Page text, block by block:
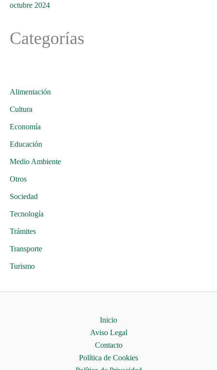
octubre 2024
Categorías
Alimentación
Cultura
Economía
Educación
Medio Ambiente
Otros
Sociedad
Tecnología
Trámites
Transporte
Turismo
Inicio
Aviso Legal
Contacto
Política de Cookies